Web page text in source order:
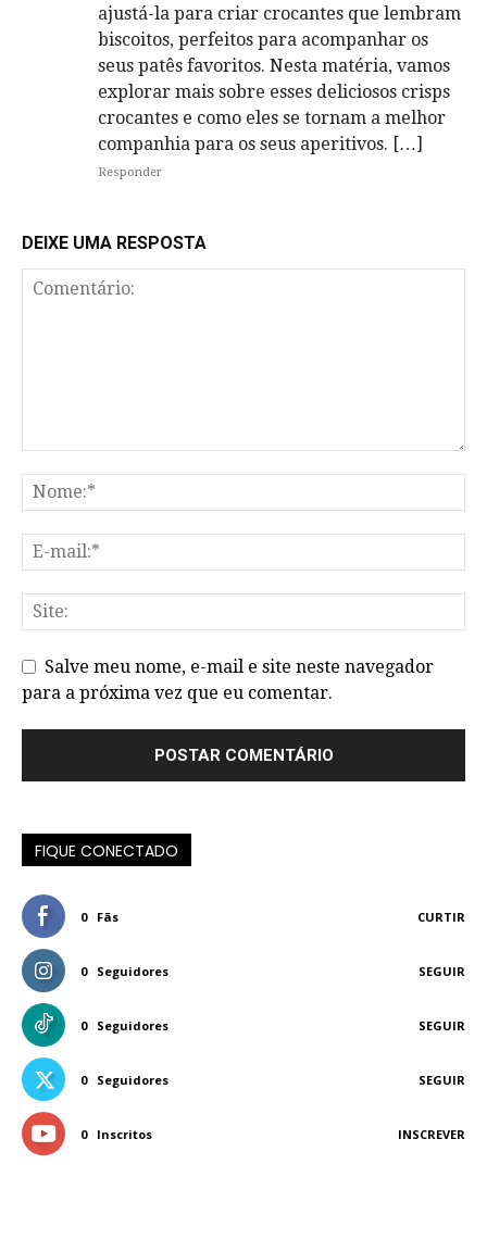
ajustá-la para criar crocantes que lembram
biscoitos, perfeitos para acompanhar os
seus patês favoritos. Nesta matéria, vamos
explorar mais sobre esses deliciosos crisps
crocantes e como eles se tornam a melhor
companhia para os seus aperitivos. […]
Responder
DEIXE UMA RESPOSTA
Salve meu nome, e-mail e site neste navegador
para a próxima vez que eu comentar.
FIQUE CONECTADO
0 Fãs CURTIR
0 Seguidores SEGUIR
0 Seguidores SEGUIR
0 Seguidores SEGUIR
0 Inscritos INSCREVER